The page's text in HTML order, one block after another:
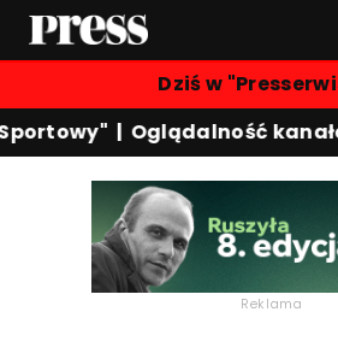
Dziś w
|Oglądalność
Reklama